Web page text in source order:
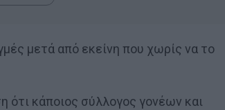
μετά από εκείνη που χωρίς να το
ότι κάποιος σύλλογος γονέων και